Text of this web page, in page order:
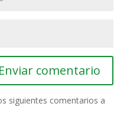
siguientes comentarios a